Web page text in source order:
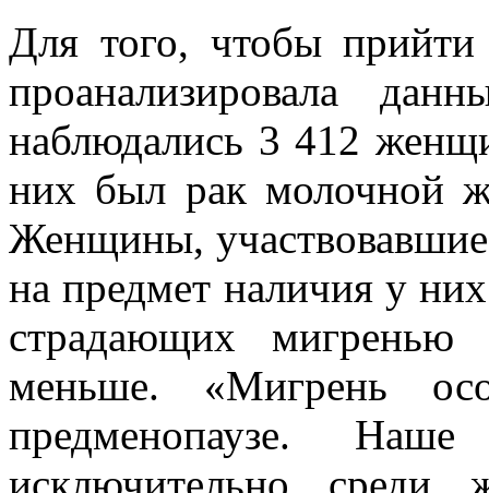
Для того, чтобы
проанализировала
наблюдались 3 412
них был рак молочной
Женщины, участвовавшие
на предмет наличия у
страдающих
меньше. «Мигрень
предменопаузе. Наше
исключительно